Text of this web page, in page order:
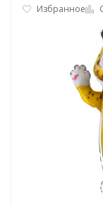
Избранное